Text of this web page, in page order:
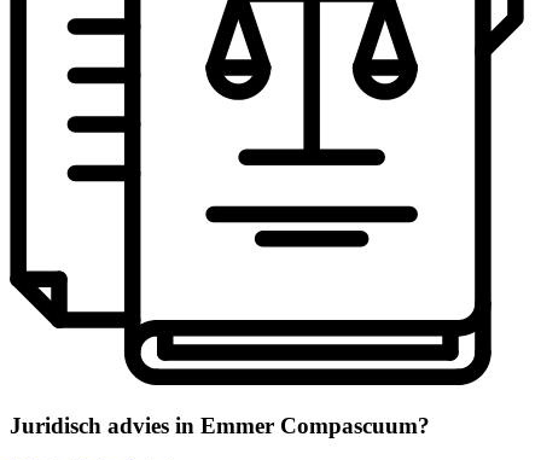
Juridisch advies in Emmer Compascuum?